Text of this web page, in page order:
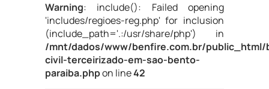
Warning: include(): Failed opening
'includes/regioes-reg.php' for inclusion
(include_path='.:/usr/share/php') in
/mnt/dados/www/benfire.com.br/public_html/
civil-terceirizado-em-sao-bento-
paraiba.phpon line42